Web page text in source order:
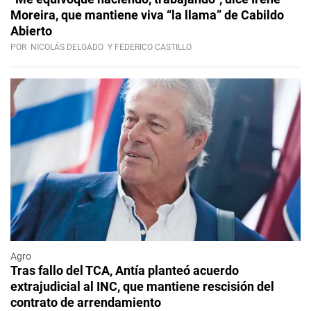
Moreira, que mantiene viva “la llama” de Cabildo
Abierto
POR NICOLÁS DELGADO Y FEDERICO CASTILLO
Agro
Tras fallo del TCA, Antía planteó acuerdo
extrajudicial al INC, que mantiene rescisión del
contrato de arrendamiento